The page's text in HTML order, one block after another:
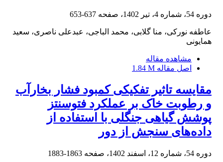
دوره 54، شماره 4، تیر 1402، صفحه 637-653
عاطفه نورکی، منا گلابی، محمد الباجی، عبدعلی ناصری، سعید
همایونی
مشاهده مقاله
اصل مقاله 1.84 M
مقایسه تاثیر تفکیکی کمبود فشار بخارآب
و رطوبت خاک بر عملکرد فتوسنتز
پوشش گیاهی جنگلی با استفاده از
داده‌های سنجش از دور
دوره 54، شماره 12، اسفند 1402، صفحه 1863-1883